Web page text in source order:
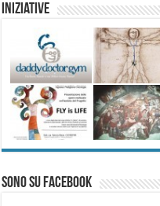
Iniziative
Sono su Facebook